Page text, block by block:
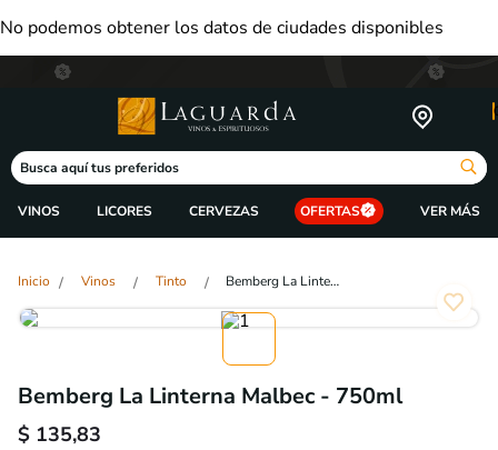
No podemos obtener los datos de ciudades disponibles
Busca aquí tus preferidos
VINOS LICORES CERVEZAS OFERTAS
Vinos Tinto Bemberg La Linterna Malbec - 750ml
Bemberg La Linterna Malbec - 750ml
$ 135,83